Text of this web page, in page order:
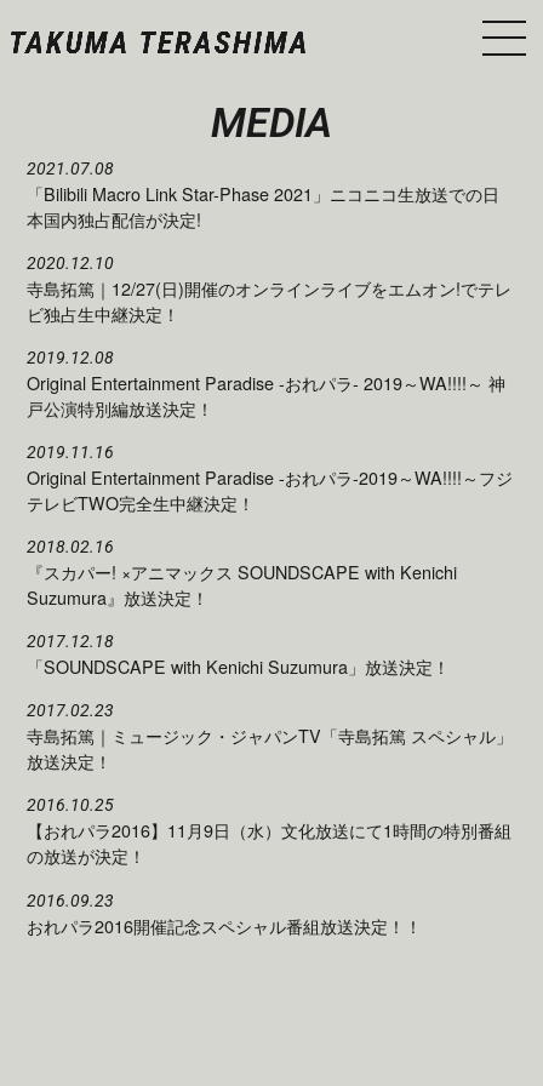
MEDIA
2021.07.08
「Bilibili Macro Link Star-Phase 2021」ニコニコ生放送での日
本国内独占配信が決定!
2020.12.10
寺島拓篤｜12/27(日)開催のオンラインライブをエムオン!でテレ
ビ独占生中継決定！
2019.12.08
Original Entertainment Paradise -おれパラ- 2019～WA!!!!～ 神
戸公演特別編放送決定！
2019.11.16
Original Entertainment Paradise -おれパラ-2019～WA!!!!～フジ
テレビTWO完全生中継決定！
2018.02.16
『スカパー! ×アニマックス SOUNDSCAPE with Kenichi
Suzumura』放送決定！
2017.12.18
「SOUNDSCAPE with Kenichi Suzumura」放送決定！
2017.02.23
寺島拓篤｜ミュージック・ジャパンTV「寺島拓篤 スペシャル」
放送決定！
2016.10.25
【おれパラ2016】11月9日（水）文化放送にて1時間の特別番組
の放送が決定！
2016.09.23
おれパラ2016開催記念スペシャル番組放送決定！！